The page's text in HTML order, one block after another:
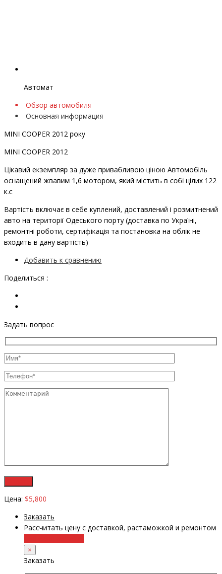
Автомат
Обзор автомобиля
Основная информация
MINI COOPER 2012 року
MINI COOPER 2012
Цікавий екземпляр за дуже привабливою ціною Автомобіль
оснащений жвавим 1,6 мотором, який містить в собі цілих 122
к.с
Вартість включає в себе куплений, доставлений і розмитнений
авто на території Одеського порту (доставка по Україні,
ремонтні роботи, сертифікація та постановка на облік не
входить в дану вартість)
Добавить к сравнению
Поделиться :
Задать вопрос
Цена: $5,800
Заказать
Рассчитать цену с доставкой, растаможкой и ремонтом
×
Заказать